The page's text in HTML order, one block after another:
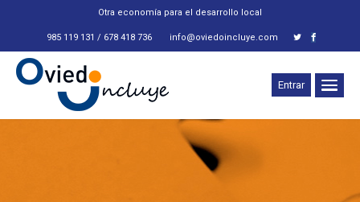
Otra economía para el desarrollo local
985 119 131 / 678 418 736 info@oviedoincluye.com
Entrar